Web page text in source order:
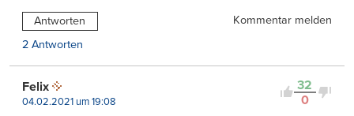
Antworten
Kommentar melden
2 Antworten
32
0
Felix
04.02.2021 um 19:08